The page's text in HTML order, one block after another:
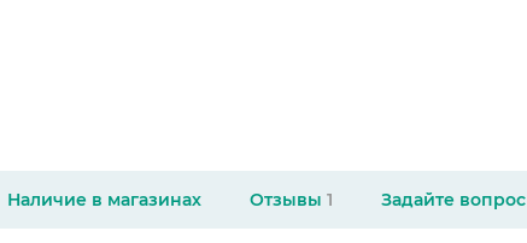
Наличие в магазинах Отзывы 1 Задайте вопрос